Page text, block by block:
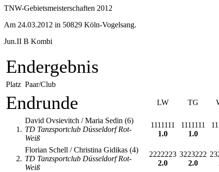
TNW-Gebietsmeisterschaften 2012
Am 24.03.2012 in 50829 Köln-Vogelsang.
Jun.II B Kombi
Endergebnis
Platz Paar/Club
Endrunde LW TG
1.
David Ovsievitch / Maria Sedin (6)
TD Tanzsportclub Düsseldorf Rot-
Weiß
1111111
1.0
1111111
1.0
2.
Florian Schell / Christina Gidikas (4)
TD Tanzsportclub Düsseldorf Rot-
Weiß
2222223
2.0
3223222
2.0